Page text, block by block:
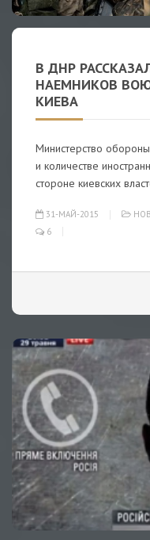
В ДНР
НАЕМНИКОВ
КИЕВА
Министерство
и количестве
стороне киевских
31-МАЙ-2015
6